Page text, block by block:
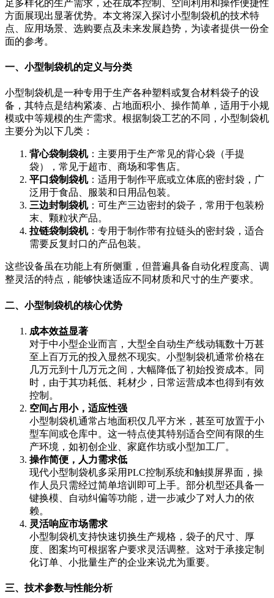
足多样化的生产需求，还在成本控制、空间利用和操作便捷性
方面展现出显著优势。本文将深入探讨小型制袋机的技术特
点、应用场景、选购要点及未来发展趋势，为读者提供一份全
面的参考。
一、小型制袋机的定义与分类
小型制袋机是一种专用于生产各种塑料或复合材料袋子的设
备，其特点是结构紧凑、占地面积小、操作简单，适用于小规
模或中等规模的生产需求。根据制袋工艺的不同，小型制袋机
主要分为以下几类：
背心袋制袋机：主要用于生产常见的背心袋（手提
袋），常见于超市、商场和零售店。
平口袋制袋机：适用于制作平底或立体底的密封袋，广
泛用于食品、服装和日用品包装。
三边封制袋机：可生产三边密封的袋子，常用于包装粉
末、颗粒状产品。
拉链袋制袋机：专用于制作带有拉链头的密封袋，适合
需要反复封口的产品包装。
这些设备虽在功能上有所侧重，但普遍具备自动化程度高、调
整灵活的特点，能够快速适应不同材质和尺寸的生产要求。
二、小型制袋机的核心优势
成本效益显著
对于中小型企业而言，大型全自动生产线动辄数十万甚
至上百万元的投入显然不现实。小型制袋机通常价格在
几万元到十几万元之间，大幅降低了初始投资成本。同
时，由于其功耗低、耗材少，日常运营成本也得到有效
控制。
空间占用小，适应性强
小型制袋机通常占地面积仅几平方米，甚至可放置于小
型车间或仓库中。这一特点使其特别适合空间有限的生
产环境，如初创企业、家庭作坊或小型加工厂。
操作简便，人力需求低
现代小型制袋机多采用PLC控制系统和触摸屏界面，操
作人员只需经过简单培训即可上手。部分机型还具备一
键换模、自动纠偏等功能，进一步减少了对人力的依
赖。
灵活响应市场需求
小型制袋机支持快速切换生产规格，袋子的尺寸、厚
度、图案均可根据客户要求灵活调整。这对于承接定制
化订单、小批量生产的企业来说尤为重要。
三、技术参数与性能分析